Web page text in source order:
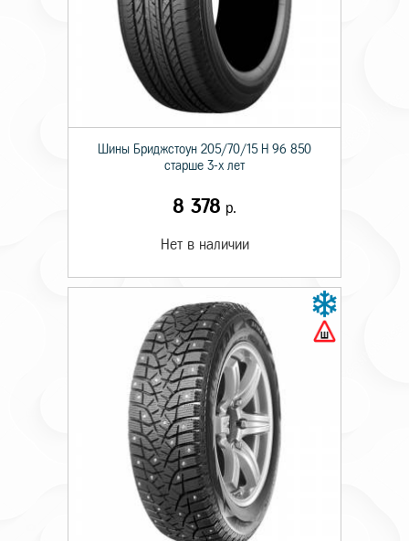
Шины Бриджстоун 205/70/15 H 96 850
старше 3-х лет
8 378 р.
Нет в наличии